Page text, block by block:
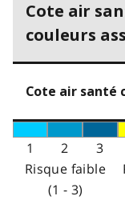
Cote air
couleurs
Cote air santé
1 2 3
Risque faible
(1 - 3)